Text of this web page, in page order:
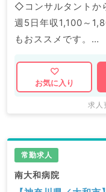
◇コンサルタントか
週5日年収1,100～
もおススメです。
地域中核病院での
マイナビDOCTOR
関求人はもちろんの
ます。
求人内容の詳細等は
お気に入り
求
常勤求人
南大和病院